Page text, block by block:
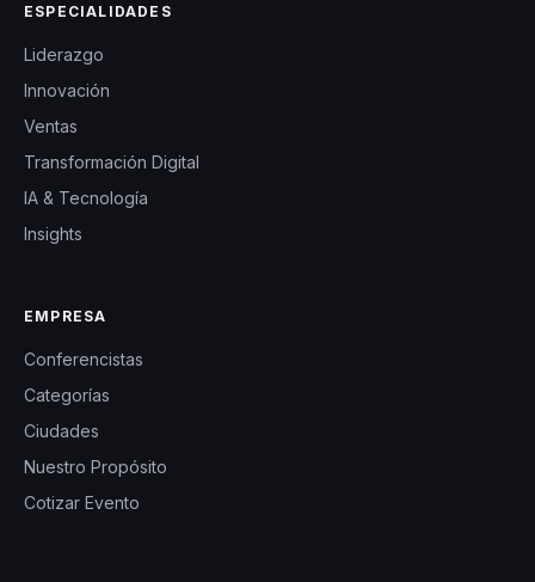
ESPECIALIDADES
Liderazgo
Innovación
Ventas
Transformación Digital
IA & Tecnología
Insights
EMPRESA
Conferencistas
Categorías
Ciudades
Nuestro Propósito
Cotizar Evento